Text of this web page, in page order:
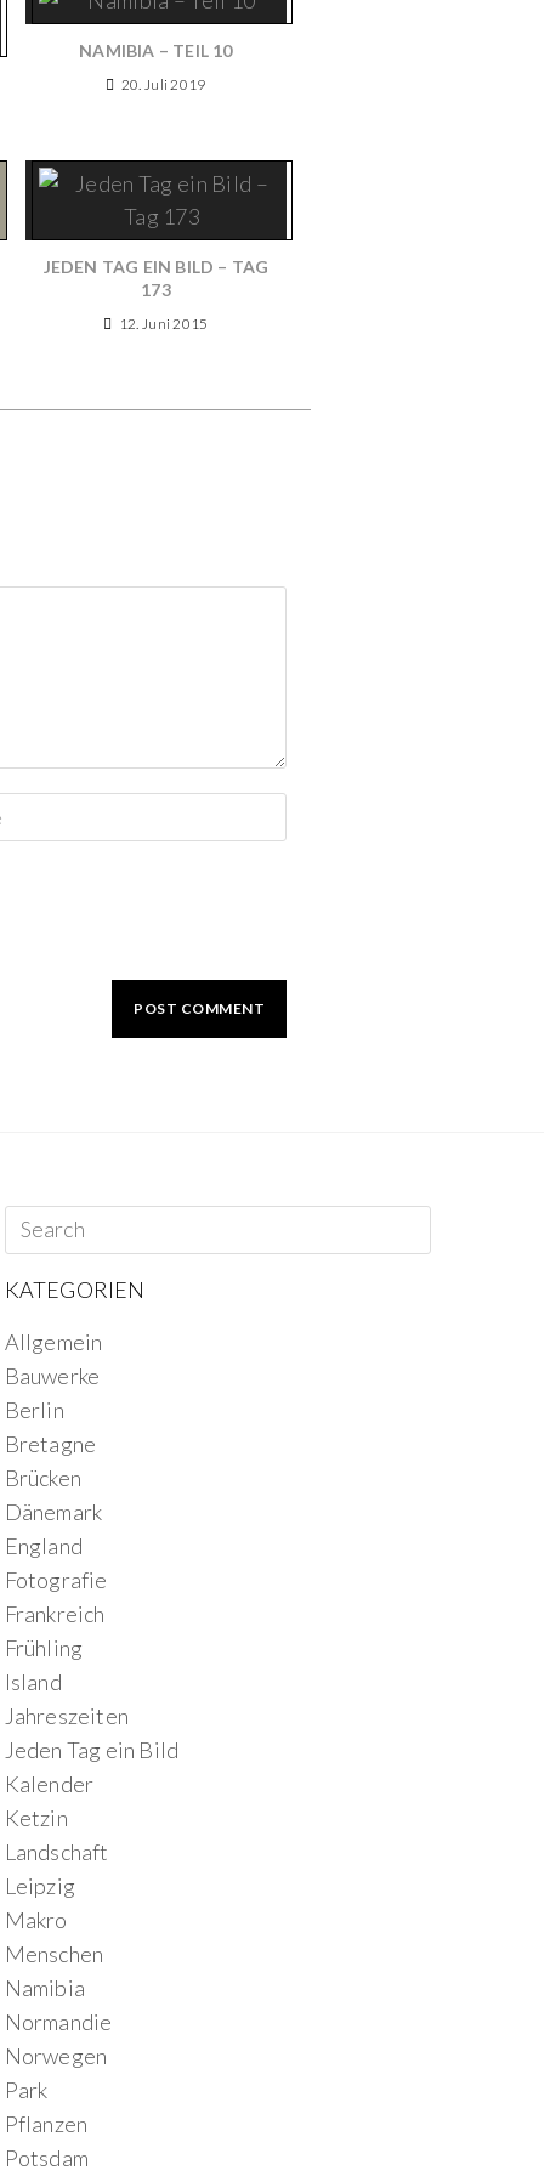
NAMIBIA – TEIL 10
20. Juli 2019
JEDEN TAG EIN BILD – TAG
173
12. Juni 2015
KATEGORIEN
Allgemein
Bauwerke
Berlin
Bretagne
Brücken
Dänemark
England
Fotografie
Frankreich
Frühling
Island
Jahreszeiten
Jeden Tag ein Bild
Kalender
Ketzin
Landschaft
Leipzig
Makro
Menschen
Namibia
Normandie
Norwegen
Park
Pflanzen
Potsdam